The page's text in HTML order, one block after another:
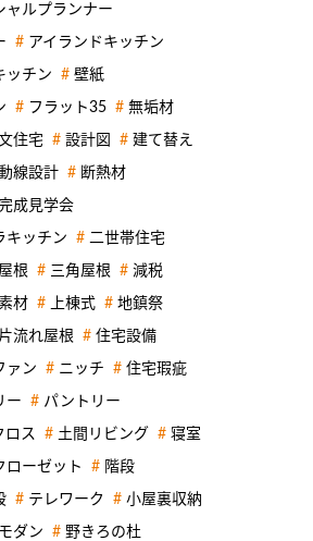
ャルプランナー
アイランドキッチン
ッチン 壁紙
フラット35 無垢材
住宅 設計図 建て替え
線設計 断熱材
成見学会
キッチン 二世帯住宅
根 三角屋根 減税
材 上棟式 地鎮祭
片流れ屋根 住宅設備
ァン ニッチ 住宅瑕疵
ー パントリー
ロス 土間リビング 寝室
ローゼット 階段
テレワーク 小屋裏収納
ダン 野きろの杜